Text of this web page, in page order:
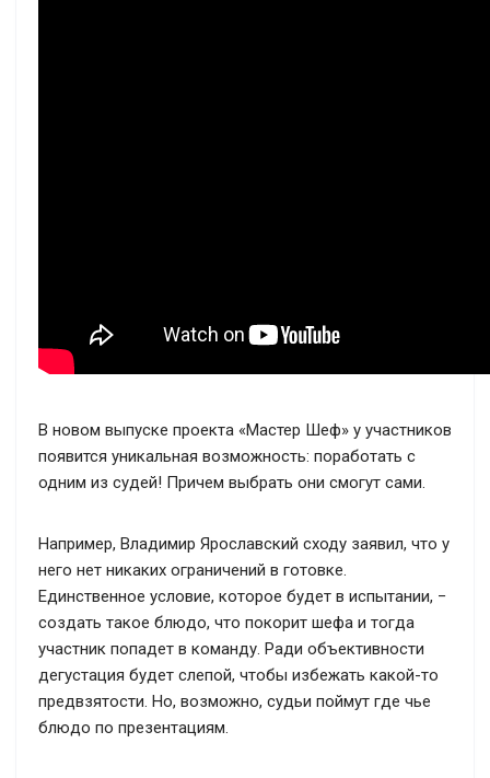
В новом выпуске проекта «Мастер Шеф» у участников
появится уникальная возможность: поработать с
одним из судей! Причем выбрать они смогут сами.
Например, Владимир Ярославский сходу заявил, что у
него нет никаких ограничений в готовке.
Единственное условие, которое будет в испытании, −
создать такое блюдо, что покорит шефа и тогда
участник попадет в команду. Ради объективности
дегустация будет слепой, чтобы избежать какой-то
предвзятости. Но, возможно, судьи поймут где чье
блюдо по презентациям.